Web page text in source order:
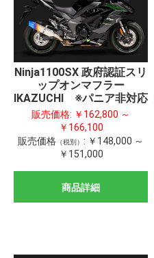
Ninja1100SX 政府認証スリ
ップオンマフラー
IKAZUCHI ※パニア非対応
販売価格: ￥162,800 ～
￥166,100
販売価格 （税別） : ￥148,000 ～
￥151,000
商品詳細